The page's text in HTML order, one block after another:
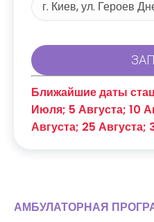
Ближайшие даты
Июля; 5 Августа; 10
Августа; 25 Августа;
АМБУЛАТОРНАЯ